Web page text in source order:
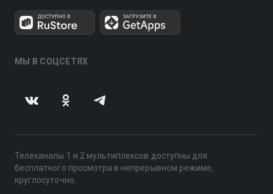
МЫ В СОЦСЕТЯХ
Телеканалы 1 и 2 мультиплексов доступны для
бесплатного просмотра в непрерывном режиме,
круглосуточно.